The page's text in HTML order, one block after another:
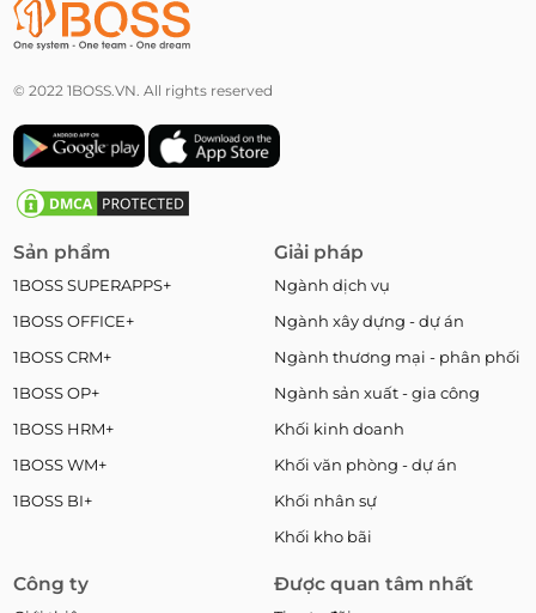
© 2022 1BOSS.VN. All rights reserved
Sản phẩm
1BOSS SUPERAPPS+
1BOSS OFFICE+
1BOSS CRM+
1BOSS OP+
1BOSS HRM+
1BOSS WM+
1BOSS BI+
Giải pháp
Ngành dịch vụ
Ngành xây dựng - dự án
Ngành thương mại - phân phối
Ngành sản xuất - gia công
Khối kinh doanh
Khối văn phòng - dự án
Khối nhân sự
Khối kho bãi
Công ty Được quan tâm nhất